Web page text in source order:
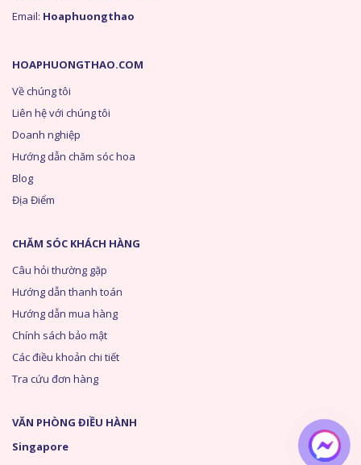
HOAPHUONGTHAO.COM
Về chúng tôi
Liên hệ với chúng tôi
Doanh nghiệp
Hướng dẫn chăm sóc hoa
Blog
Địa Điểm
CHĂM SÓC KHÁCH HÀNG
Câu hỏi thường gặp
Hướng dẫn thanh toán
Hướng dẫn mua hàng
Chính sách bảo mật
Các điều khoản chi tiết
Tra cứu đơn hàng
Email: Hoaphuongthao
VĂN PHÒNG ĐIỀU HÀNH
Singapore